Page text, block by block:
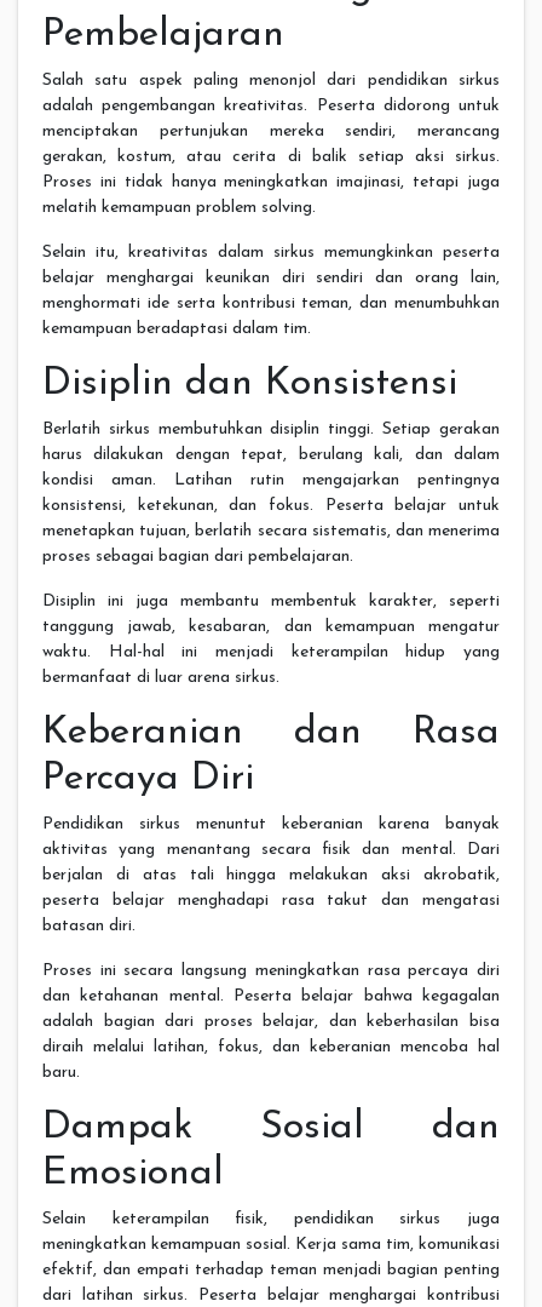
Pembelajaran
Salah satu aspek paling menonjol dari pendidikan sirkus
adalah pengembangan kreativitas. Peserta didorong untuk
menciptakan pertunjukan mereka sendiri, merancang
gerakan, kostum, atau cerita di balik setiap aksi sirkus.
Proses ini tidak hanya meningkatkan imajinasi, tetapi juga
melatih kemampuan problem solving.
Selain itu, kreativitas dalam sirkus memungkinkan peserta
belajar menghargai keunikan diri sendiri dan orang lain,
menghormati ide serta kontribusi teman, dan menumbuhkan
kemampuan beradaptasi dalam tim.
Disiplin dan Konsistensi
Berlatih sirkus membutuhkan disiplin tinggi. Setiap gerakan
harus dilakukan dengan tepat, berulang kali, dan dalam
kondisi aman. Latihan rutin mengajarkan pentingnya
konsistensi, ketekunan, dan fokus. Peserta belajar untuk
menetapkan tujuan, berlatih secara sistematis, dan menerima
proses sebagai bagian dari pembelajaran.
Disiplin ini juga membantu membentuk karakter, seperti
tanggung jawab, kesabaran, dan kemampuan mengatur
waktu. Hal-hal ini menjadi keterampilan hidup yang
bermanfaat di luar arena sirkus.
Keberanian dan Rasa
Percaya Diri
Pendidikan sirkus menuntut keberanian karena banyak
aktivitas yang menantang secara fisik dan mental. Dari
berjalan di atas tali hingga melakukan aksi akrobatik,
peserta belajar menghadapi rasa takut dan mengatasi
batasan diri.
Proses ini secara langsung meningkatkan rasa percaya diri
dan ketahanan mental. Peserta belajar bahwa kegagalan
adalah bagian dari proses belajar, dan keberhasilan bisa
diraih melalui latihan, fokus, dan keberanian mencoba hal
baru.
Dampak Sosial dan
Emosional
Selain keterampilan fisik, pendidikan sirkus juga
meningkatkan kemampuan sosial. Kerja sama tim, komunikasi
efektif, dan empati terhadap teman menjadi bagian penting
dari latihan sirkus. Peserta belajar menghargai kontribusi